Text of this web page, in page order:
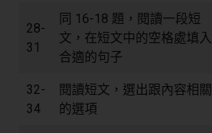
28-
31
同 16-18 題，閱讀一段短
文，在短文中的空格處填入
合適的句子
32-
34
閱讀短文，選出跟內容相關
的選項